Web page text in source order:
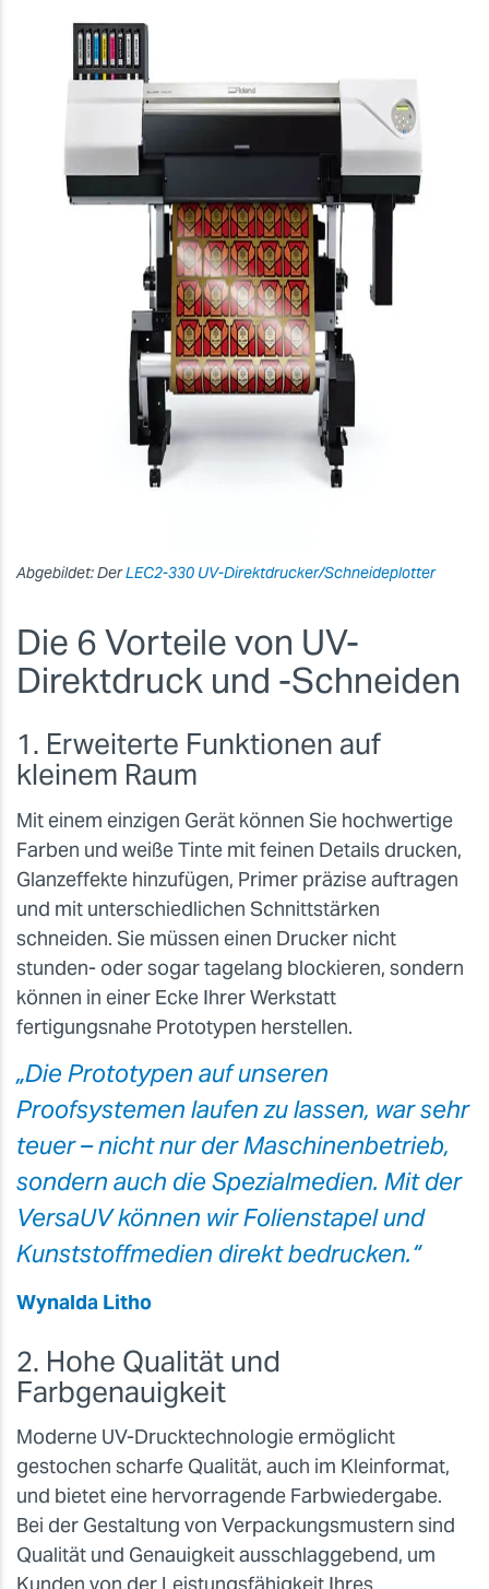
Abgebildet: DerLEC2-330 UV-Direktdrucker/Schneideplotter
Die 6 Vorteile von UV-
Direktdruck und -Schneiden
1. Erweiterte Funktionen auf
kleinem Raum
Mit einem einzigen Gerät können Sie hochwertige
Farben und weiße Tinte mit feinen Details drucken,
Glanzeffekte hinzufügen, Primer präzise auftragen
und mit unterschiedlichen Schnittstärken
schneiden. Sie müssen einen Drucker nicht
stunden- oder sogar tagelang blockieren, sondern
können in einer Ecke Ihrer Werkstatt
fertigungsnahe Prototypen herstellen.
„Die Prototypen auf unseren
Proofsystemen laufen zu lassen, war sehr
teuer – nicht nur der Maschinenbetrieb,
sondern auch die Spezialmedien. Mit der
VersaUV können wir Folienstapel und
Kunststoffmedien direkt bedrucken.“
Wynalda Litho
2. Hohe Qualität und
Farbgenauigkeit
Moderne UV-Drucktechnologie ermöglicht
gestochen scharfe Qualität, auch im Kleinformat,
und bietet eine hervorragende Farbwiedergabe.
Bei der Gestaltung von Verpackungsmustern sind
Qualität und Genauigkeit ausschlaggebend, um